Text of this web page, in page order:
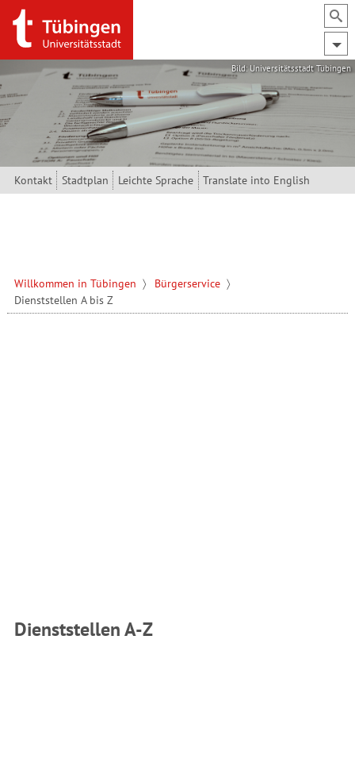
Direkt zum Inhalt
Bild: Universitätsstadt Tübingen
Kontakt Stadtplan Leichte Sprache Translate into English
Willkommen in Tübingen
Bürgerservice
Dienststellen A bis Z
Dienststellen A-Z